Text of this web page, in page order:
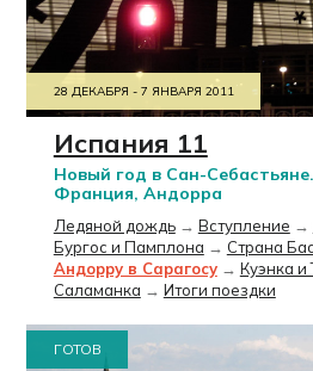
28 ДЕКАБРЯ - 7 ЯНВАРЯ 2011
Испания 11
Новый год в Сан-
Франция, Андорра
Ледяной дождь→ Вступление →
Бургос и Памплона → Страна
Андорру в Сарагосу→ Куэнка и
Саламанка → Итоги поездки
ГОТОВ